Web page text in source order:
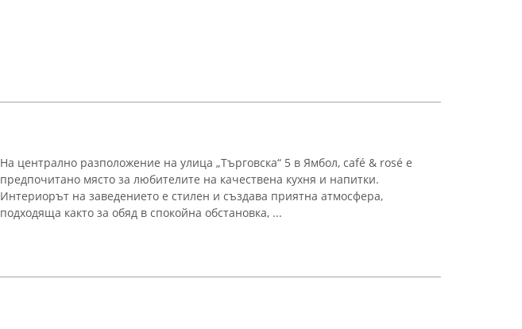
На централно разположение на улица „Търговска“ 5 в Ямбол, café & rosé е
предпочитано място за любителите на качествена кухня и напитки.
Интериорът на заведението е стилен и създава приятна атмосфера,
подходяща както за обяд в спокойна обстановка, ...